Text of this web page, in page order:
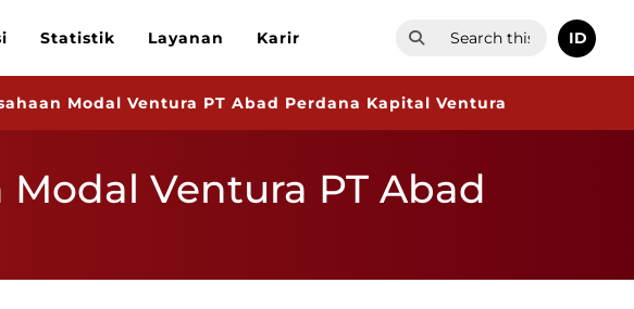
Statistik Layanan Karir ID
Modal Ventura PT Abad Perdana Kapital Ventura
Ventura PT Abad